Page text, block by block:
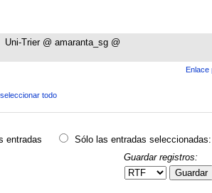
Uni-Trier @ amaranta_sg @
Enlace
todo
entradas
Sólo las entradas seleccionadas:
Guardar registros:
Guardar